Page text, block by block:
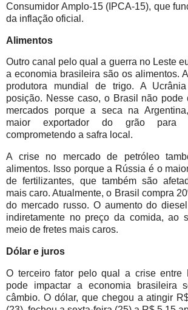
Consumidor Amplo-15 (IPCA-15), que
da inflação oficial.
Alimentos
Outro canal pelo qual a guerra no Leste
a economia brasileira são os alimentos.
produtora mundial de trigo. A
posição. Nesse caso, o Brasil não pode
mercados porque a seca na
maior exportador do grão
comprometendo a safra local.
A crise no mercado de petróleo
alimentos. Isso porque a Rússia é o
de fertilizantes, que também são
mais caro. Atualmente, o Brasil compra
do mercado russo. O aumento do
indiretamente no preço da comida, ao
meio de fretes mais caros.
Dólar e juros
O terceiro fator pelo qual a crise entre
pode impactar a economia brasileira
câmbio. O dólar, que chegou a atingir